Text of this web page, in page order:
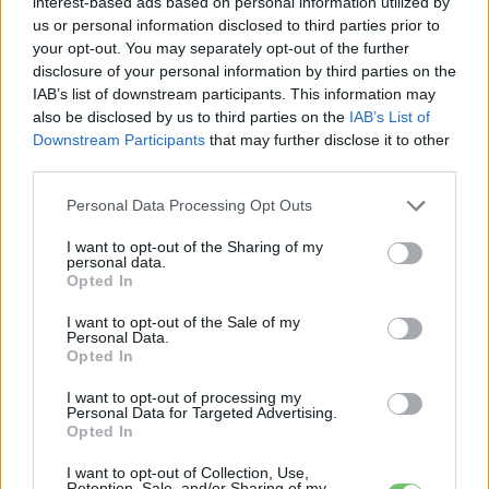
us or personal information disclosed to third parties prior to
your opt-out. You may separately opt-out of the further
disclosure of your personal information by third parties on the
IAB’s list of downstream participants. This information may
also be disclosed by us to third parties on the IAB’s List of
Downstream Participants that may further disclose it to other
Personal Data Processing Opt Outs
I want to opt-out of the Sharing of my
personal data.
Opted In
I want to opt-out of the Sale of my
Personal Data.
Opted In
I want to opt-out of processing my
Personal Data for Targeted Advertising.
Opted In
I want to opt-out of Collection, Use,
Dongfeng
Íme a Dongfeng Nammi Box, Európa
legolcsóbb elektromos autója
Eriqo - 2024-08-22 0 hozzászólás
Elsőként Svájcban lehet megvásárolni az olcsó elektromos autót.
Dongfeng
Új elektromos márkát dobott piacra a
Dongfeng és a Honda